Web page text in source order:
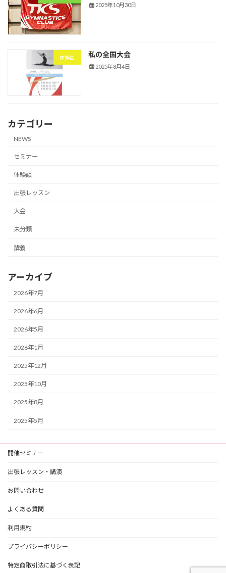
2025年10月30日
体験談 私の全国大会
2025年8月4日
カテゴリー
NEWS
セミナー
体験談
出張レッスン
大会
未分類
講義
アーカイブ
2026年7月
2026年6月
2026年5月
2026年1月
2025年12月
2025年10月
2025年8月
2025年5月
開催セミナー
出張レッスン・講演
お問い合わせ
よくある質問
利用規約
プライバシーポリシー
特定商取引法に基づく表記